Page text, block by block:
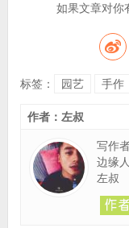
如果文章对你
标签： 园艺 手作
作者：左叔
写作
边缘
左叔